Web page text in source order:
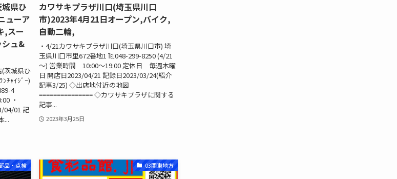
県ひ
ューア
,スー
ュ&
茨城県ひ
ﾝﾁｬｲｼﾞｰ)
4
・
04/01 記
...
カワサキプラザ川口(埼玉県川口
市)2023年4月21日オープン,バイク,
自動二輪,
・4/21カワサキプラザ川口(埼玉県川口市) 埼
玉県川口市里672番地1 ℡048-299-8250 (4/21
～) 営業時間 10:00～19:00 定休日 毎週木曜
日 開店日2023/04/21 記録日2023/03/24(紹介
記事3/25) ◇出店地付近の地図
=============== ◇カワサキプラザに関する
記事...
2023年3月25日
品・点検 03関東地方